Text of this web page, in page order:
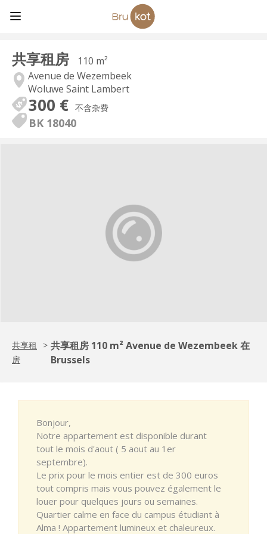
共享租房
110 m²
Avenue de Wezembeek
Woluwe Saint Lambert
300 € 不含杂费
BK 18040
共享租
房
> 共享租房 110 m² Avenue de Wezembeek 在
Brussels
Bonjour,
Notre appartement est disponible durant
tout le mois d'aout ( 5 aout au 1er
septembre).
Le prix pour le mois entier est de 300 euros
tout compris mais vous pouvez également le
louer pour quelques jours ou semaines.
Quartier calme en face du campus étudiant à
Alma ! Appartement lumineux et chaleureux.